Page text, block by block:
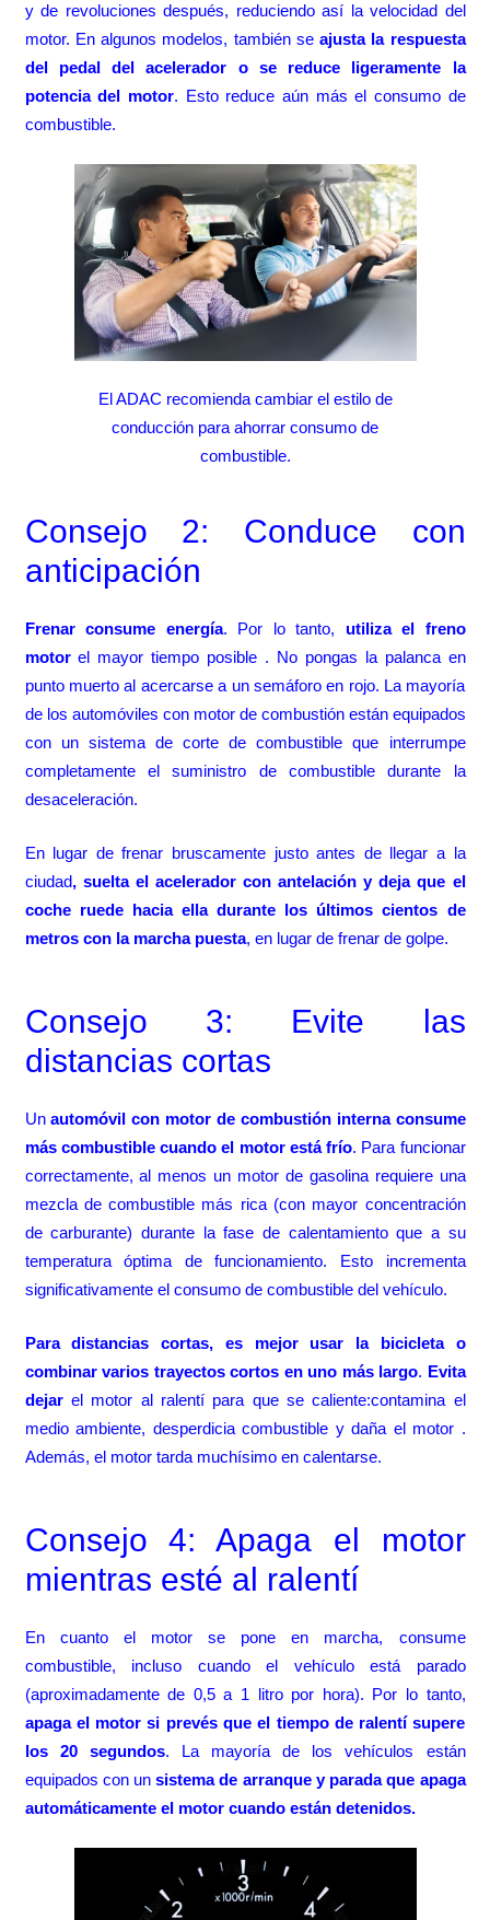
y de revoluciones después, reduciendo así la velocidad del
motor. En algunos modelos, también se ajusta la respuesta
del pedal del acelerador o se reduce ligeramente la
potencia del motor. Esto reduce aún más el consumo de
combustible.
El ADAC recomienda cambiar el estilo de
conducción para ahorrar consumo de
combustible.
Consejo 2: Conduce con
anticipación
Frenar consume energía. Por lo tanto, utiliza el freno
motorel mayor tiempo posible . No pongas la palanca en
punto muerto al acercarse a un semáforo en rojo. La mayoría
de los automóviles con motor de combustión están equipados
con un sistema de corte de combustible que interrumpe
completamente el suministro de combustible durante la
desaceleración.
En lugar de frenar bruscamente justo antes de llegar a la
ciudad, suelta el acelerador con antelación y deja que el
coche ruede hacia ella durante los últimos cientos de
metros con la marcha puesta, en lugar de frenar de golpe.
Consejo 3: Evite las
distancias cortas
Unautomóvil con motor de combustión interna consume
más combustible cuando el motor está frío. Para funcionar
correctamente, al menos un motor de gasolina requiere una
mezcla de combustible más rica (con mayor concentración
de carburante) durante la fase de calentamiento que a su
temperatura óptima de funcionamiento. Esto incrementa
significativamente el consumo de combustible del vehículo.
Para distancias cortas, es mejor usar la bicicleta o
combinar varios trayectos cortos en uno más largo. Evita
dejarel motor al ralentí para que se caliente:contamina el
medio ambiente, desperdicia combustible y daña el motor .
Además, el motor tarda muchísimo en calentarse.
Consejo 4: Apaga el motor
mientras esté al ralentí
En cuanto el motor se pone en marcha, consume
combustible, incluso cuando el vehículo está parado
(aproximadamente de 0,5 a 1 litro por hora). Por lo tanto,
apaga el motor si prevés que el tiempo de ralentí supere
los 20 segundos. La mayoría de los vehículos están
equipados con unsistema de arranque y parada que apaga
automáticamente el motor cuando están detenidos.